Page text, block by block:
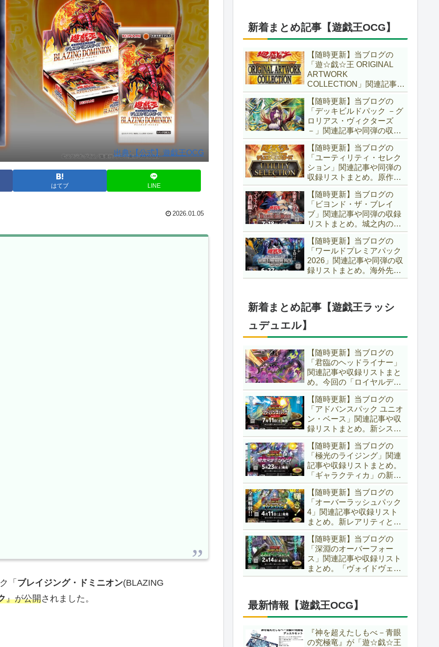
出典:【公式】遊戯王OCG
はてブ LINE
2026.01.05
「 ブレイジング・ドミニオン(BLAZING
』が公開されました。
新着まとめ記事【遊戯王OCG】
【随時更新】当ブログの
「遊☆戯☆王 ORIGINAL
ARTWORK
COLLECTION」関連記事や
同弾の収録リストまとめ。
マンガスタイルとオーバー
フレームに焦点を当てた新
商品！！また、原作のモン
スターもリメイクされてい
ます！！【遊戯王OCG】
【随時更新】当ブログの
「デッキビルドパック －グ
ロリアス・ヴィクターズ
－」関連記事や同弾の収録
リストまとめ。効果を持た
ない古のモンスターを使役
する儀式テーマ「セネト」
に加え、「レイズ・ムー
ン」や「異解△」も登
場！！【遊戯王OCG】
【随時更新】当ブログの
「ユーティリティ・セレク
ション」関連記事や同弾の
収録リストまとめ。原作の
名シーンや懐かしの人気モ
ンスターをイメージした新
規カードが多数登場！！ま
た、「ドミナス」などの豪
華再録にも注目ですね～。
【遊戯王OCG】
【随時更新】当ブログの
「ビヨンド・ザ・ブレイ
ブ」関連記事や同弾の収録
リストまとめ。城之内のカ
ードたちが『時の黒魔術
師』関連となってリメイ
ク！！さらに、「Ｄ－ＨＥ
ＲＯ」の『幽獄の時計塔』
も待望のリメイクです！！
【随時更新】当ブログの
「ワールドプレミアパック
2026」関連記事や同弾の収
録リストまとめ。海外先行
カードが例年より早く来
ージした『リビングデッド
の呼び声』関連に注目が集
新着まとめ記事【遊戯王ラッシ
ュデュエル】
【随時更新】当ブログの
「君臨のヘッドライナー」
関連記事や収録リストまと
め。今回の「ロイヤルデモ
ンズ」は相手モンスターを
リリース！！また、新テー
マとして「救惺」、「ヘル
シィ」、「ゴエゴエ」も登
場です！！【遊戯王ラッシ
ュデュエル】
【随時更新】当ブログの
「アドバンスパック ユニオ
ン・ベース」関連記事や収
録リストまとめ。新システ
ム「ユニオンフュージョ
ン」の登場により、ようや
く原作さながらの「ＸＹ
Ｚ」が使用可能となりまし
た！！【遊戯王ラッシュデ
ュエル】
【随時更新】当ブログの
「極光のライジング」関連
記事や収録リストまとめ。
「ギャラクティカ」の新た
なフュージョンモンスター
やイラスト違い、「報道」
の強化に加え、幻竜族の新
テーマ「纏竜」も登場で
す！！【遊戯王ラッシュデ
ュエル】
【随時更新】当ブログの
「オーバーラッシュパック
4」関連記事や収録リスト
まとめ。新レアリティとし
てフルオーバーラッシュレ
ア仕様が初登場！！そし
て、OCGの大人気テーマ
「霊使い」も同時に実装さ
れています！！【遊戯王ラ
【随時更新】当ブログの
「深淵のオーバーフォー
ス」関連記事や収録リスト
まとめ。「ヴォイドヴェル
グ」や「夢中」、「ラ
「コスモス姫」などの人気
テーマ強化に加え、「冥
跡」もテーマ化です！！
【遊戯王ラッシュデュエ
ル】
最新情報【遊戯王OCG】
『神を超えたしもべ－青眼
の究極竜』が「遊☆戯☆王